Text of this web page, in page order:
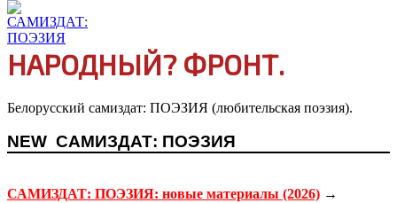
НАРОДНЫЙ? ФРОНТ.
Белорусский самиздат: ПОЭЗИЯ (любительская поэзия).
NEW САМИЗДАТ: ПОЭЗИЯ
САМИЗДАТ: ПОЭЗИЯ: новые материалы (2026) →